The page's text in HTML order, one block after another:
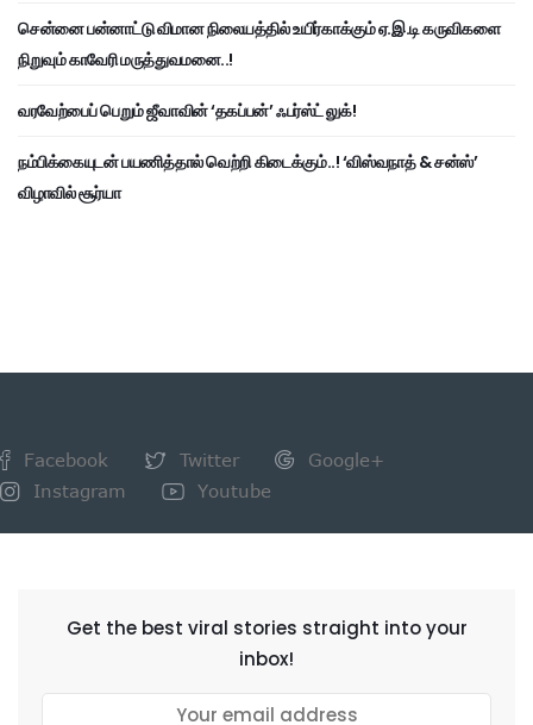
சென்னை பன்னாட்டு விமான நிலையத்தில் உயிர்காக்கும் ஏ.இ.டி கருவிகளை
நிறுவும் காவேரி மருத்துவமனை..!
வரவேற்பைப் பெறும் ஜீவாவின் ‘தகப்பன்’ ஃபர்ஸ்ட் லுக்!
நம்பிக்கையுடன் பயணித்தால் வெற்றி கிடைக்கும்..! ‘விஸ்வநாத் & சன்ஸ்’
விழாவில் சூர்யா
Facebook Twitter
Google+
Instagram
Youtube
Get the best viral stories straight into your
inbox!